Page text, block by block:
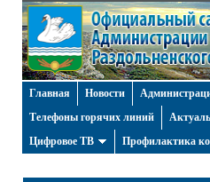
Главная Новости
Телефоны горячих линий
Цифровое ТВ
Профилактика